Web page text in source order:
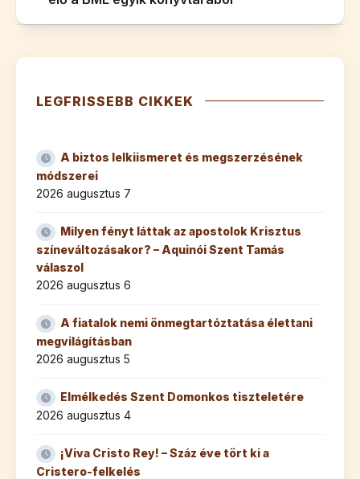
LEGFRISSEBB CIKKEK
A biztos lelkiismeret és megszerzésének
módszerei
2026 augusztus 7
Milyen fényt láttak az apostolok Krisztus
színeváltozásakor? – Aquinói Szent Tamás
válaszol
2026 augusztus 6
A fiatalok nemi önmegtartóztatása élettani
megvilágításban
2026 augusztus 5
Elmélkedés Szent Domonkos tiszteletére
2026 augusztus 4
¡Viva Cristo Rey! – Száz éve tört ki a
Cristero-felkelés